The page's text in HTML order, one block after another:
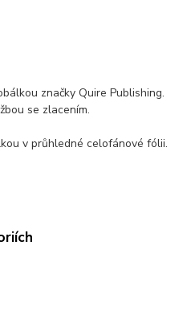
značky Quire Publishing.
se zlacením.
v průhledné celofánové fólii.